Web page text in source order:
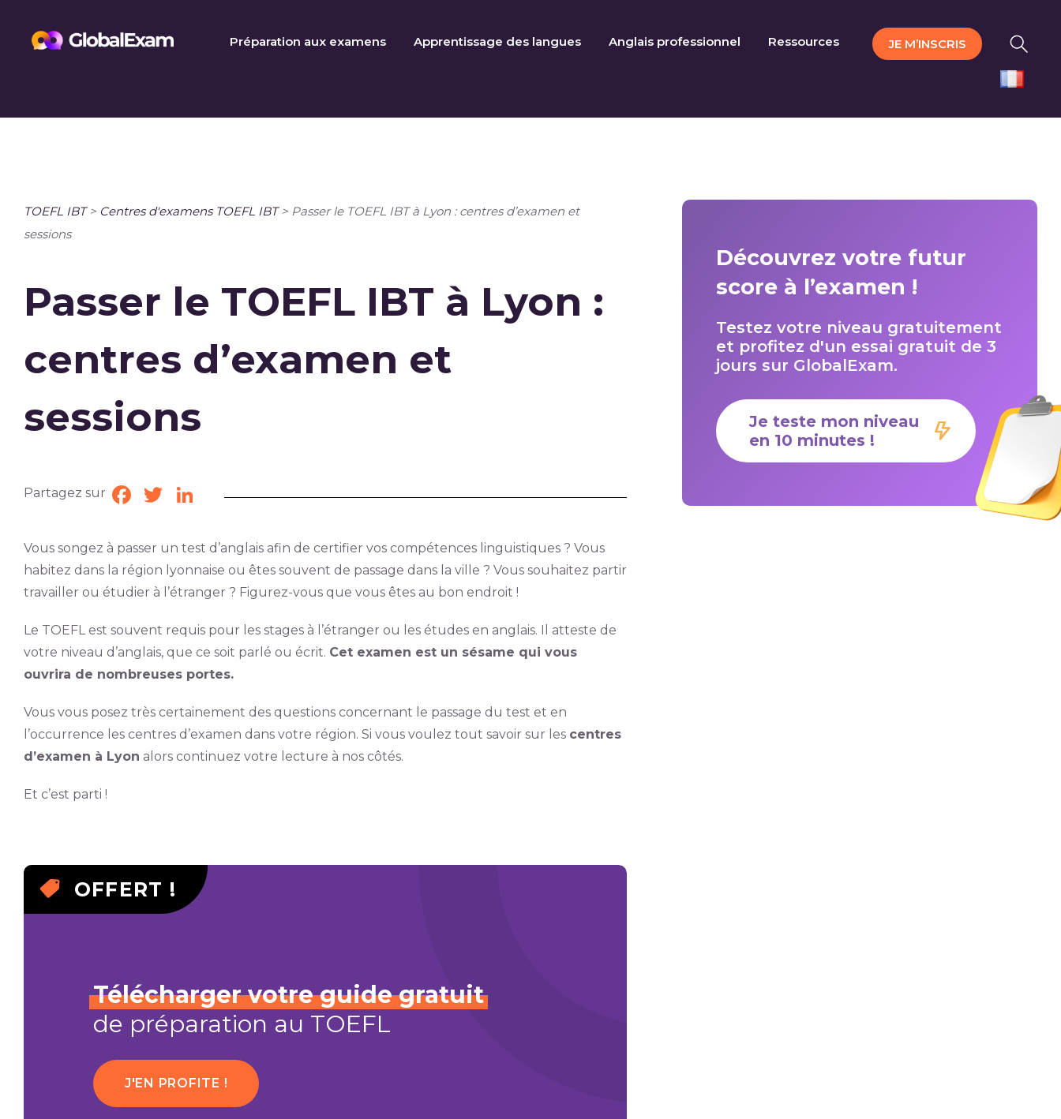
Préparation aux examens Apprentissage des langues Anglais professionnel Ressources JE M’INSCRIS
TOEFL IBT> Centres d'examens TOEFL IBT> Passer le TOEFL IBT à Lyon : centres d’examen et
sessions
Passer le TOEFL IBT à Lyon :
centres d’examen et
sessions
Partagez sur Facebook
TwitterLinkedIn
Vous songez à passer un test d’anglais afin de certifier vos compétences linguistiques ? Vous
habitez dans la région lyonnaise ou êtes souvent de passage dans la ville ? Vous souhaitez partir
travailler ou étudier à l’étranger ? Figurez-vous que vous êtes au bon endroit !
Le TOEFL est souvent requis pour les stages à l’étranger ou les études en anglais. Il atteste de
votre niveau d’anglais, que ce soit parlé ou écrit. Cet examen est un sésame qui vous
ouvrira de nombreuses portes.
Vous vous posez très certainement des questions concernant le passage du test et en
l’occurrence les centres d’examen dans votre région. Si vous voulez tout savoir sur les centres
d’examen à Lyon alors continuez votre lecture à nos côtés.
Et c’est parti !
OFFERT !
Télécharger votre guide gratuit
de préparation au TOEFL
J'EN PROFITE !
Découvrez votre futur
score à l’examen !
Testez votre niveau gratuitement
et profitez d'un essai gratuit de 3
jours sur GlobalExam.
Je teste mon niveau
en 10 minutes !